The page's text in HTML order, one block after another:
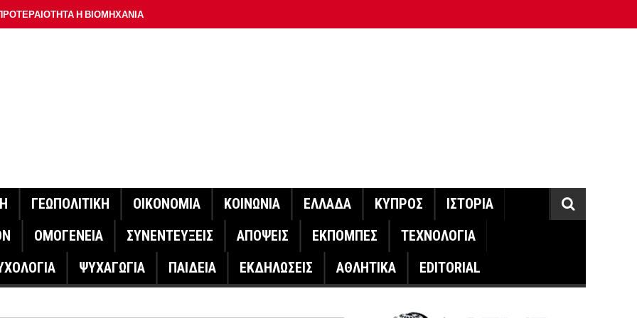
Η ΒΙΟΜΗΧΑΝΙΑ
Η ΠΛΑΤΦΟΡΜΑ
ΣΑΝ ΣΗΜΕΡΑ
Ο ΜΗΤΣΟΤΑΚΗΣ ΓΙΑ ΤΟΥΣ ΠΥΡΟΠΛΗΚΤΟΥΣ
ΕΡΕΥΝΗΤΗΣ ΣΤΗ ΔΑΝΙΑ ΣΧΕΔΙΑΖΕΙ DRONE ΓΙΑ ΤΗ
ΓΕΩΠΟΛΙΤΙΚΗ ΟΙΚΟΝΟΜΙΑ ΚΟΙΝΩΝΙΑ ΕΛΛΑΔΑ ΚΥΠΡΟΣ
ΙΣΤΟΡΙΑ
ΟΜΟΓΕΝΕΙΑ ΣΥΝΕΝΤΕΥΞΕΙΣ ΑΠΟΨΕΙΣ ΕΚΠΟΜΠΕΣ
ΤΕΧΝΟΛΟΓΙΑ
ΨΥΧΑΓΩΓΙΑ ΠΑΙΔΕΙΑ ΕΚΔΗΛΩΣΕΙΣ ΑΘΛΗΤΙΚΑ EDITORIAL